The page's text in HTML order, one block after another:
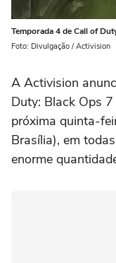
Temporada 4 de Call of
Foto: Divulgação / Activision
A Activision
Duty: Black Ops
próxima quinta-
Brasília), em
enorme